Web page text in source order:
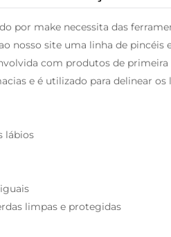
por make necessita das
nosso site uma linha de
com produtos de
e é utilizado para delinear
lábios
limpas e protegidas